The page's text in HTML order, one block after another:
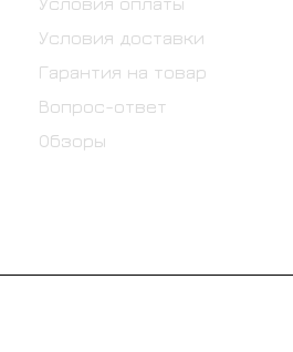
Условия доставки
Гарантия на товар
Вопрос-ответ
Обзоры